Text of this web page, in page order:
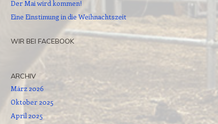
Der Mai wird kommen!
Eine Einstimung in die Weihnachtszeit
WIR BEI FACEBOOK
ARCHIV
März 2026
Oktober 2025
April 2025